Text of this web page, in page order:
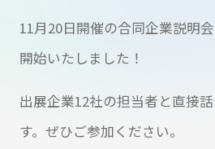
11月20日開催の合同企業説明
開始いたしました！
出展企業12社の担当者と直接
す。ぜひご参加ください。